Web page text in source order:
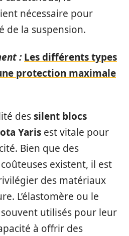
nécessaire pour
de la suspension.
: Les différents types
protection maximale
dessilent blocs
Yaris est vitale pour
Bien que des
existent, il est
des matériaux
L’élastomère ou le
utilisés pour leur
à offrir des